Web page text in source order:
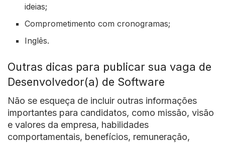
ideias;
Comprometimento com cronogramas;
Inglês.
Outras dicas para publicar sua vaga de
Desenvolvedor(a) de Software
Não se esqueça de incluir outras informações
importantes para candidatos, como missão, visão
e valores da empresa, habilidades
comportamentais, benefícios, remuneração,